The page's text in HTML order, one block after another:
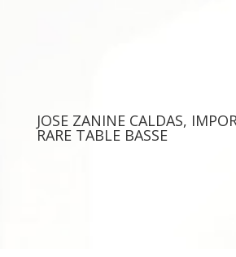
JOSE ZANINE CALDAS,
RARE TABLE BASSE